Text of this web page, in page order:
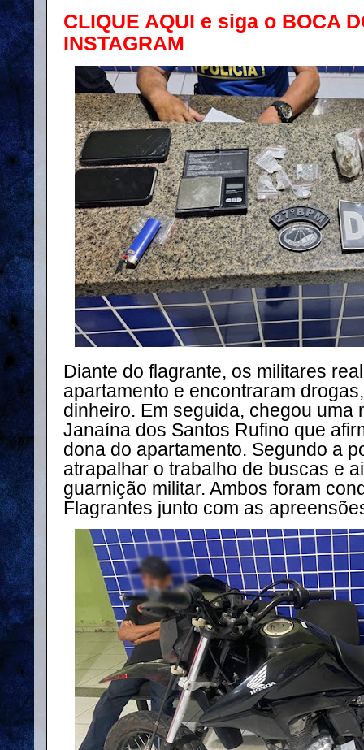
CLIQUE AQUI e siga o BOCA
INSTAGRAM
Diante do flagrante, os militares
apartamento e encontraram
dinheiro. Em seguida, chegou uma
Janaína dos Santos Rufino que
dona do apartamento. Segundo a
atrapalhar o trabalho de buscas e
guarnição militar. Ambos foram
Flagrantes junto com as